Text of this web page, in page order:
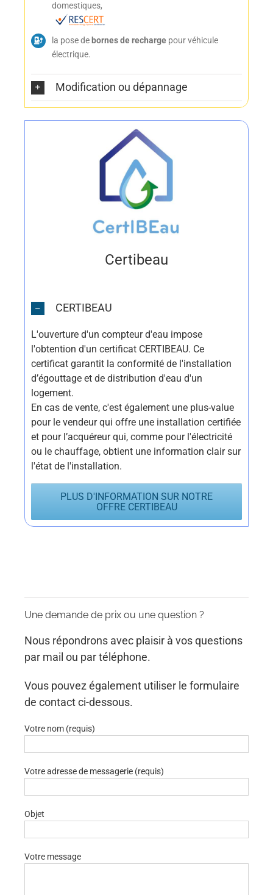
domestiques,
la pose de bornes de rechargepour véhicule
électrique.
Modification ou dépannage
Certibeau
CERTIBEAU
L'ouverture d'un compteur d'eau impose
l'obtention d'un certificat CERTIBEAU. Ce
certificat garantit la conformité de l'installation
d’égouttage et de distribution d'eau d'un
logement.
En cas de vente, c'est également une plus-value
pour le vendeur qui offre une installation certifiée
et pour l’acquéreur qui, comme pour l'électricité
ou le chauffage, obtient une information clair sur
l'état de l'installation.
PLUS D'INFORMATION SUR NOTRE
OFFRE CERTIBEAU
Une demande de prix ou une question ?
Nous répondrons avec plaisir à vos questions
par mail ou par téléphone.
Vous pouvez également utiliser le formulaire
de contact ci-dessous.
Votre nom (requis)
Votre adresse de messagerie (requis)
Objet
Votre message